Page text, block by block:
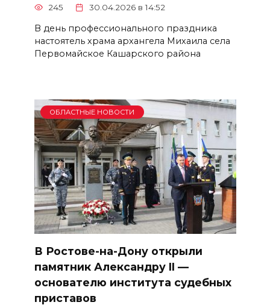
245 30.04.2026 в 14:52
В день профессионального праздника
настоятель храма архангела Михаила села
Первомайское Кашарского района
ОБЛАСТНЫЕ НОВОСТИ
В Ростове-на-Дону открыли
памятник Александру II —
основателю института судебных
приставов